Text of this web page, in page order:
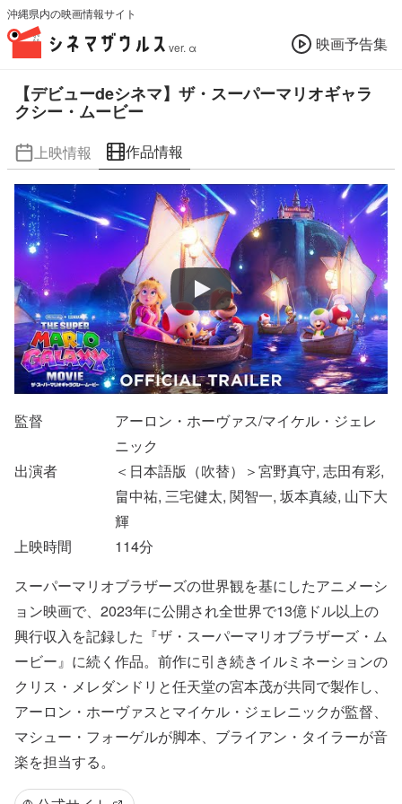
沖縄県内の映画情報サイト
ver. α 映画予告集
【デビューdeシネマ】ザ・スーパーマリオギャラ
クシー・ムービー
上映情報 作品情報
監督
アーロン・ホーヴァス/マイケル・ジェレ
ニック
出演者
＜日本語版（吹替）＞宮野真守, 志田有彩,
畠中祐, 三宅健太, 関智一, 坂本真綾, 山下大
輝
上映時間
114分
スーパーマリオブラザーズの世界観を基にしたアニメーシ
ョン映画で、2023年に公開され全世界で13億ドル以上の
興行収入を記録した『ザ・スーパーマリオブラザーズ・ム
ービー』に続く作品。前作に引き続きイルミネーションの
クリス・メレダンドリと任天堂の宮本茂が共同で製作し、
アーロン・ホーヴァスとマイケル・ジェレニックが監督、
マシュー・フォーゲルが脚本、ブライアン・タイラーが音
楽を担当する。